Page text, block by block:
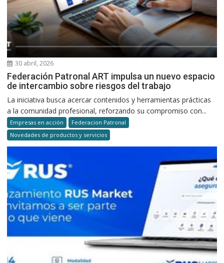
30 abril, 2026
Federación Patronal ART impulsa un nuevo espacio
de intercambio sobre riesgos del trabajo
La iniciativa busca acercar contenidos y herramientas prácticas
a la comunidad profesional, reforzando su compromiso con...
Empresas en acción
Federacion Patronal
Novedades de productos y servicios